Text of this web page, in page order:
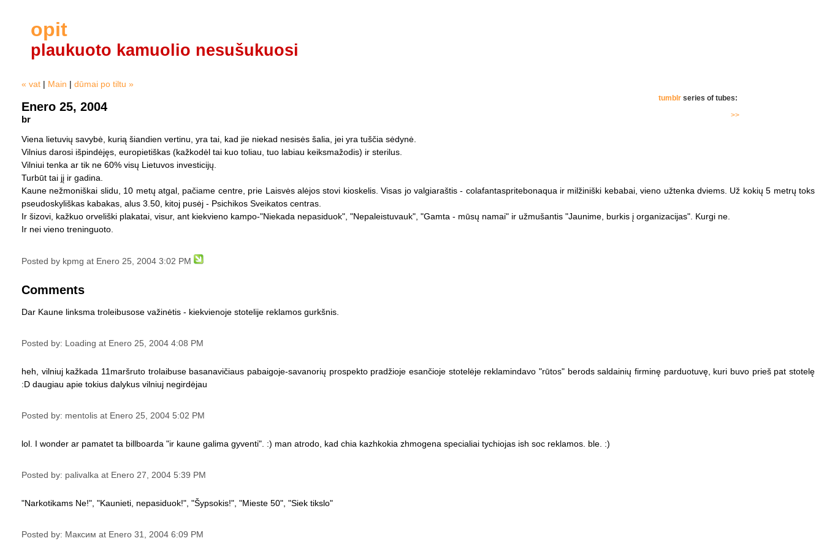
opit
plaukuoto kamuolio nesušukuosi
tumblr series of tubes:
>>
« vat | Main | dūmai po tiltu »
Enero 25, 2004
br
Viena lietuvių savybė, kurią šiandien vertinu, yra tai, kad jie niekad nesisės šalia, jei yra tuščia sėdynė.
Vilnius darosi išpindėjęs, europietiškas (kažkodėl tai kuo toliau, tuo labiau keiksmažodis) ir sterilus.
Vilniui tenka ar tik ne 60% visų Lietuvos investicijų.
Turbūt tai jį ir gadina.
Kaune nežmoniškai slidu, 10 metų atgal, pačiame centre, prie Laisvės alėjos stovi kioskelis. Visas jo valgiaraštis - colafantaspritebonaqua ir milžiniški kebabai, vieno užtenka dviems. Už kokių 5 metrų toks
pseudoskyliškas kabakas, alus 3.50, kitoj pusėj - Psichikos Sveikatos centras.
Ir šizovi, kažkuo orveliški plakatai, visur, ant kiekvieno kampo-"Niekada nepasiduok", "Nepaleistuvauk", "Gamta - mūsų namai" ir užmušantis "Jaunime, burkis į organizacijas". Kurgi ne.
Ir nei vieno treninguoto.
Posted by kpmg at Enero 25, 2004 3:02 PM
Comments
Dar Kaune linksma troleibusose važinėtis - kiekvienoje stotelije reklamos gurkšnis.
Posted by: Loading at Enero 25, 2004 4:08 PM
heh, vilniuj kažkada 11maršruto trolaibuse basanavičiaus pabaigoje-savanorių prospekto pradžioje esančioje stotelėje reklamindavo "rūtos" berods saldainių firminę parduotuvę, kuri buvo prieš pat stotelę
:D daugiau apie tokius dalykus vilniuj negirdėjau
Posted by: mentolis at Enero 25, 2004 5:02 PM
lol. I wonder ar pamatet ta billboarda "ir kaune galima gyventi". :) man atrodo, kad chia kazhkokia zhmogena specialiai tychiojas ish soc reklamos. ble. :)
Posted by: palivalka at Enero 27, 2004 5:39 PM
"Narkotikams Ne!", "Kaunieti, nepasiduok!", "Šypsokis!", "Mieste 50", "Siek tikslo"
Posted by: Максим at Enero 31, 2004 6:09 PM